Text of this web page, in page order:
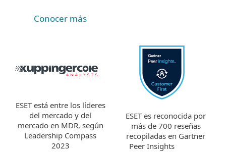
Conocer más
ESET está entre los líderes
del mercado y del
mercado en MDR, según
Leadership Compass
2023
ESET es reconocida por
más de 700 reseñas
recopiladas en Gartner
Peer Insights